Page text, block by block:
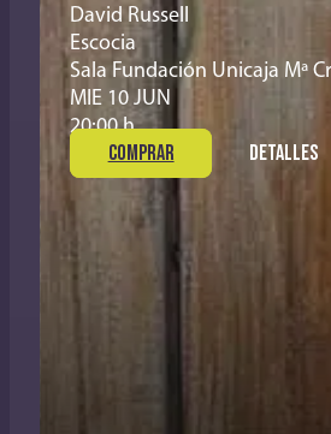
David Russell
Escocia
Sala Fundación Unicaja Mª
MIE 10 JUN
20:00 h
COMPRAR DETALLES